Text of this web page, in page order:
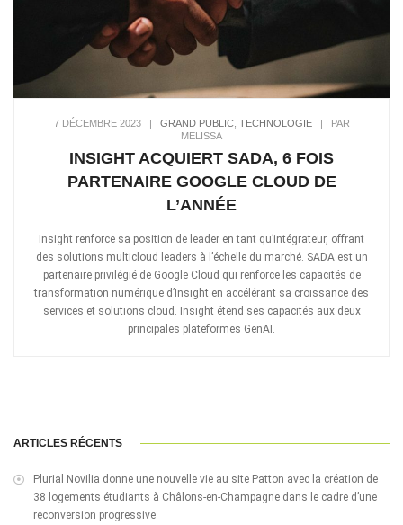
7 DÉCEMBRE 2023| GRAND PUBLIC, TECHNOLOGIE|
PAR
MELISSA
INSIGHT ACQUIERT SADA, 6 FOIS
PARTENAIRE GOOGLE CLOUD DE
L’ANNÉE
Insight renforce sa position de leader en tant qu’intégrateur, offrant
des solutions multicloud leaders à l’échelle du marché. SADA est un
partenaire privilégié de Google Cloud qui renforce les capacités de
transformation numérique d’Insight en accélérant sa croissance des
services et solutions cloud. Insight étend ses capacités aux deux
principales plateformes GenAI.
ARTICLES RÉCENTS
Plurial Novilia donne une nouvelle vie au site Patton avec la création de
38 logements étudiants à Châlons-en-Champagne dans le cadre d’une
reconversion progressive